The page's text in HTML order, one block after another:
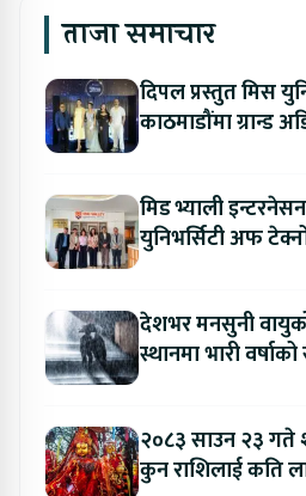
ताजा समाचार
दिपल प्रस्तुत मिस
काठमाडौंमा ग्रान्ड
मिड भ्याली
युनिभर्सिटी अफ
देशभर मनसुनी
स्थानमा भारी
२०८३ साउन २३ गते
कुन राशिलाई कति